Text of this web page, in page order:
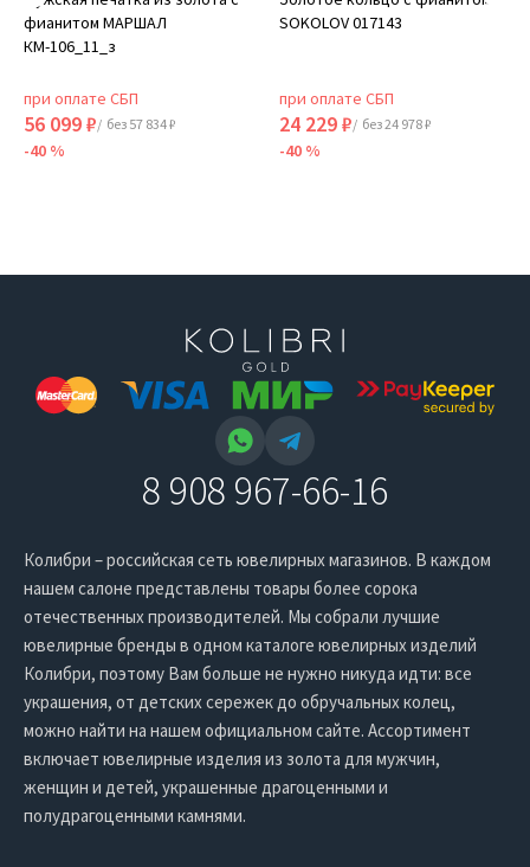
фианитом МАРШАЛ
КМ-106_11_з
при оплате СБП
56 099 ₽/ без 57 834 ₽
-40 %
SOKOLOV 017143
при оплате СБП
24 229 ₽/ без 24 978 ₽
-40 %
8 908 967-66-16
Колибри – российская сеть ювелирных магазинов. В каждом
нашем салоне представлены товары более сорока
отечественных производителей. Мы собрали лучшие
ювелирные бренды в одном каталоге ювелирных изделий
Колибри, поэтому Вам больше не нужно никуда идти: все
украшения, от детских сережек до обручальных колец,
можно найти на нашем официальном сайте. Ассортимент
включает ювелирные изделия из золота для мужчин,
женщин и детей, украшенные драгоценными и
полудрагоценными камнями.